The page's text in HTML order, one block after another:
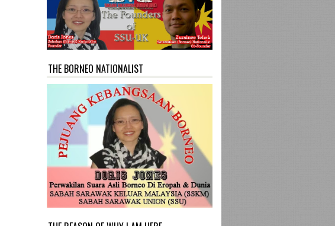
THE BORNEO NATIONALIST